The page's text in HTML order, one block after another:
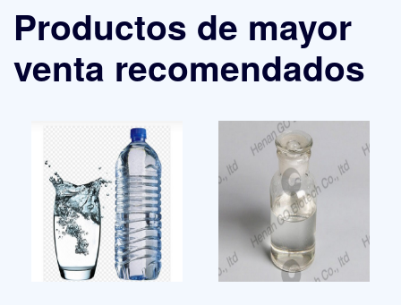
Productos de mayor
venta recomendados